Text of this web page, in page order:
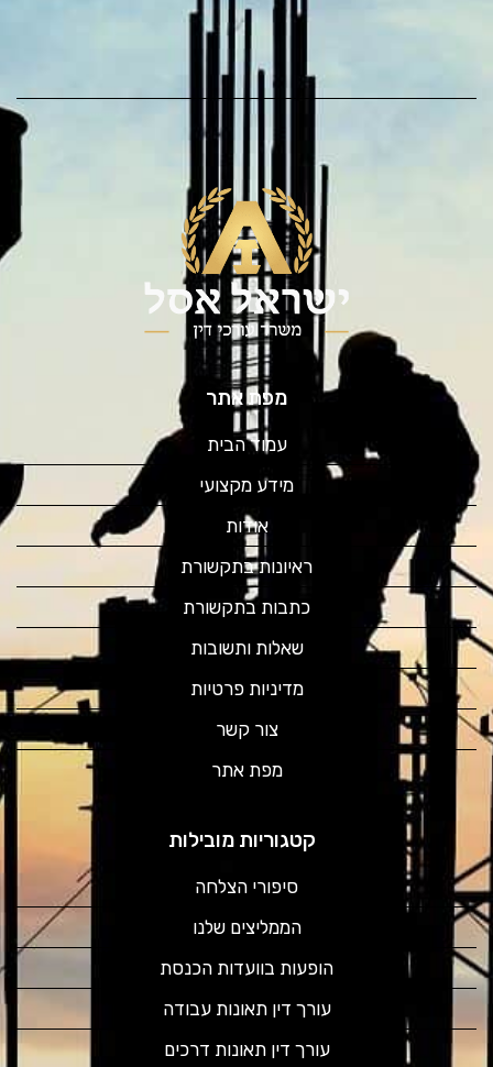
מפת אתר
עמוד הבית
מידע מקצועי
אודות
ראיונות בתקשורת
כתבות בתקשורת
שאלות ותשובות
מדיניות פרטיות
צור קשר
מפת אתר
קטגוריות מובילות
סיפורי הצלחה
הממליצים שלנו
הופעות בוועדות הכנסת
עורך דין תאונות עבודה
עורך דין תאונות דרכים